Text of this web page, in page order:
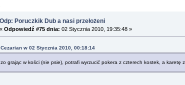
Odp: Poruczkik Dub a nasi przełożeni
«Odpowiedź #75 dnia: 02 Stycznia 2010, 19:35:48 »
w 02 Stycznia 2010, 00:18:14
grając w kości (nie psie), potrafi wyrzucić pokera z czterech kostek, a karetę z